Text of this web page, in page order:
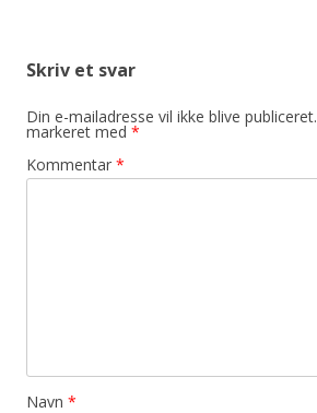
Skriv et svar
Din e-mailadresse vil ikke blive publiceret.
markeret med *
Kommentar *
Navn *